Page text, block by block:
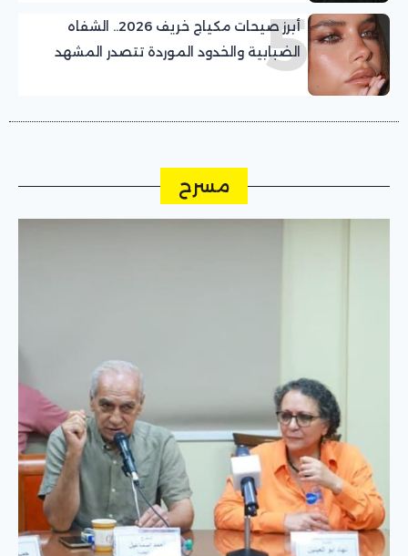
5
أبرز صيحات مكياج خريف 2026.. الشفاه
الضبابية والخدود الموردة تتصدر المشهد
مسرح